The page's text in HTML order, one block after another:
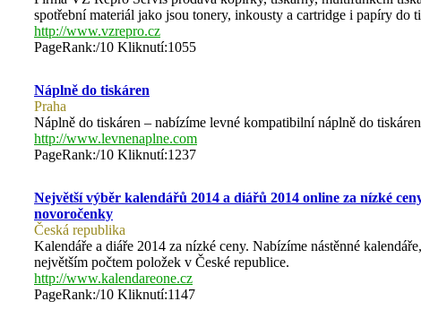
spotřební materiál jako jsou tonery, inkousty a cartridge i papíry do
http://www.vzrepro.cz
PageRank:/10 Kliknutí:1055
Náplně do tiskáren
Praha
Náplně do tiskáren – nabízíme levné kompatibilní náplně do
http://www.levnenaplne.com
PageRank:/10 Kliknutí:1237
Největší výběr kalendářů 2014 a diářů 2014 online za nízké
novoročenky
Česká republika
Kalendáře a diáře 2014 za nízké ceny. Nabízíme nástěnné
největším počtem položek v České republice.
http://www.kalendareone.cz
PageRank:/10 Kliknutí:1147